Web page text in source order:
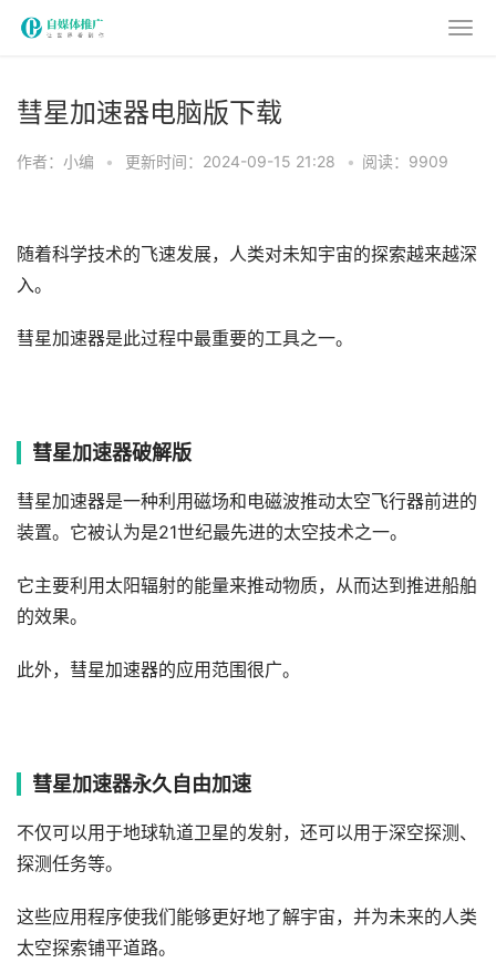
彗星加速器电脑版下载
作者：小编 • 更新时间：2024-09-15 21:28 • 阅读：9909
随着科学技术的飞速发展，人类对未知宇宙的探索越来越深
入。
彗星加速器是此过程中最重要的工具之一。
彗星加速器破解版
彗星加速器是一种利用磁场和电磁波推动太空飞行器前进的
装置。它被认为是21世纪最先进的太空技术之一。
它主要利用太阳辐射的能量来推动物质，从而达到推进船舶
的效果。
此外，彗星加速器的应用范围很广。
彗星加速器永久自由加速
不仅可以用于地球轨道卫星的发射，还可以用于深空探测、
探测任务等。
这些应用程序使我们能够更好地了解宇宙，并为未来的人类
太空探索铺平道路。